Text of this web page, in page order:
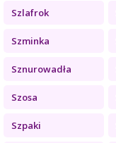
Szlafrok
Szminka
Sznurowadła
Szosa
Szpaki